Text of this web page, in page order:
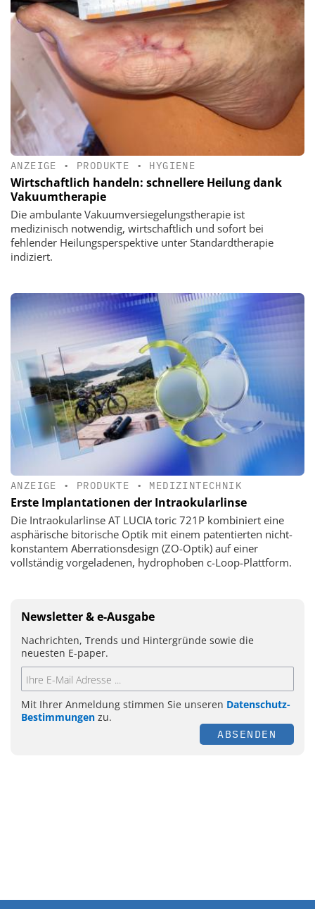
ANZEIGE • PRODUKTE • HYGIENE
Wirtschaftlich handeln: schnellere Heilung dank
Vakuumtherapie
Die ambulante Vakuumversiegelungstherapie ist
medizinisch notwendig, wirtschaftlich und sofort bei
fehlender Heilungsperspektive unter Standardtherapie
indiziert.
ANZEIGE • PRODUKTE • MEDIZINTECHNIK
Erste Implantationen der Intraokularlinse
Die Intraokularlinse AT LUCIA toric 721P kombiniert eine
asphärische bitorische Optik mit einem patentierten nicht-
konstantem Aberrationsdesign (ZO-Optik) auf einer
vollständig vorgeladenen, hydrophoben c-Loop-Plattform.
Newsletter & e-Ausgabe
Nachrichten, Trends und Hintergründe sowie die
neuesten E-paper.
Mit Ihrer Anmeldung stimmen Sie unseren Datenschutz-
Bestimmungen zu.
ABSENDEN